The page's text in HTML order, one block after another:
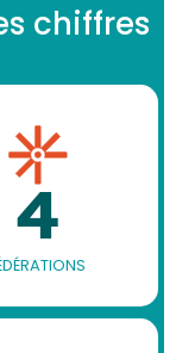
chiffres
4